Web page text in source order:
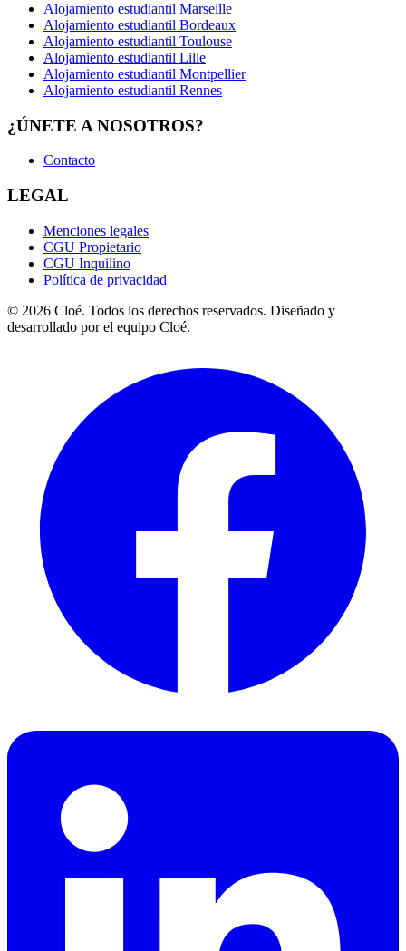
Alojamiento estudiantil Marseille
Alojamiento estudiantil Bordeaux
Alojamiento estudiantil Toulouse
Alojamiento estudiantil Lille
Alojamiento estudiantil Montpellier
Alojamiento estudiantil Rennes
¿ÚNETE A NOSOTROS?
Contacto
LEGAL
Menciones legales
CGU Propietario
CGU Inquilino
Política de privacidad
© 2026 Cloé. Todos los derechos reservados. Diseñado y
desarrollado por el equipo Cloé.